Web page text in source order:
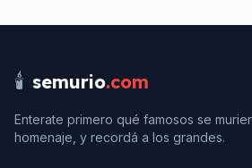
🕯️ semurio.com
Enterate primero qué famosos se
homenaje, y recordá a los grandes.